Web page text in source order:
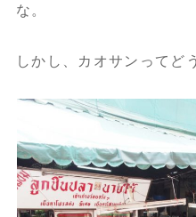
な。
しかし、カオサンってど